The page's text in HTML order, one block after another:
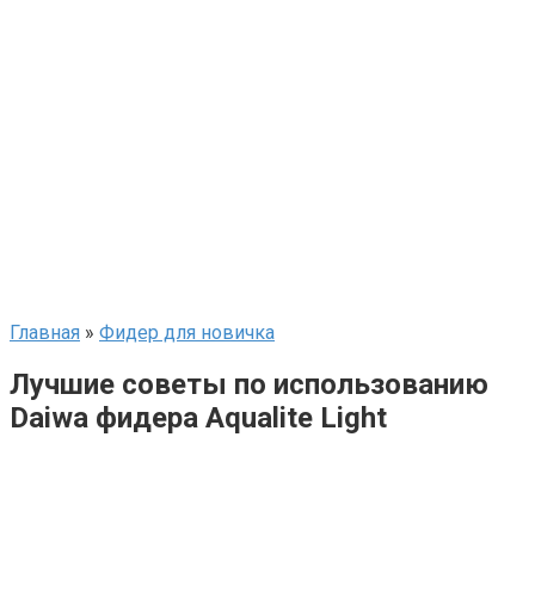
Главная » Фидер для новичка
Лучшие советы по использованию
Daiwa фидера Aqualite Light